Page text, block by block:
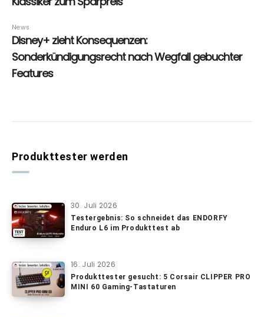
Produkttester werden
30. Juli 2026
Testergebnis: So schneidet das ENDORFY
Enduro L6 im Produkttest ab
16. Juli 2026
Produkttester gesucht: 5 Corsair CLIPPER PRO
MINI 60 Gaming-Tastaturen